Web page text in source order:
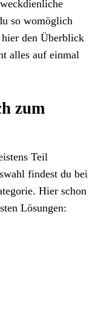
so womöglich
hier den Überblick
alles auf einmal
zum
Teil
findest du bei
Hier schon
Lösungen: